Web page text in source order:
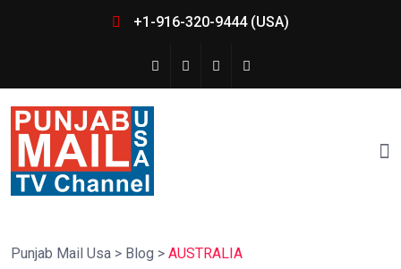
+1-916-320-9444 (USA)
Punjab Mail Usa > Blog > AUSTRALIA